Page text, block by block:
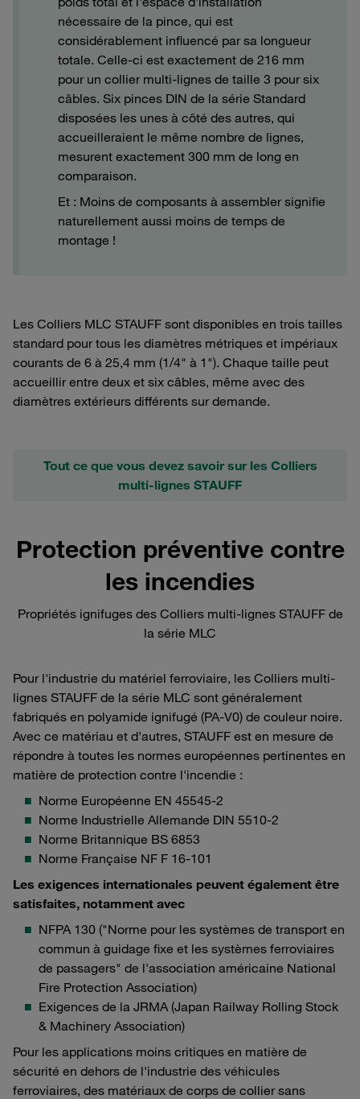
nécessaire de la pince, qui est
considérablement influencé par sa longueur
totale. Celle-ci est exactement de 216 mm
pour un collier multi-lignes de taille 3 pour six
câbles. Six pinces DIN de la série Standard
disposées les unes à côté des autres, qui
accueilleraient le même nombre de lignes,
mesurent exactement 300 mm de long en
comparaison.
Et : Moins de composants à assembler signifie
naturellement aussi moins de temps de
montage !
Les Colliers MLC STAUFF sont disponibles en trois tailles
standard pour tous les diamètres métriques et impériaux
courants de 6 à 25,4 mm (1/4" à 1"). Chaque taille peut
accueillir entre deux et six câbles, même avec des
diamètres extérieurs différents sur demande.
Tout ce que vous devez savoir sur les Colliers
multi-lignes STAUFF
Protection préventive contre
les incendies
Propriétés ignifuges des Colliers multi-lignes STAUFF de
la série MLC
Pour l'industrie du matériel ferroviaire, les Colliers multi-
lignes STAUFF de la série MLC sont généralement
fabriqués en polyamide ignifugé (PA-V0) de couleur noire.
Avec ce matériau et d'autres, STAUFF est en mesure de
répondre à toutes les normes européennes pertinentes en
matière de protection contre l'incendie :
Norme Européenne EN 45545-2
Norme Industrielle Allemande DIN 5510-2
Norme Britannique BS 6853
Norme Française NF F 16-101
Les exigences internationales peuvent également être
satisfaites, notamment avec
NFPA 130 ("Norme pour les systèmes de transport en
commun à guidage fixe et les systèmes ferroviaires
de passagers" de l'association américaine National
Fire Protection Association)
Exigences de la JRMA (Japan Railway Rolling Stock
& Machinery Association)
Pour les applications moins critiques en matière de
sécurité en dehors de l'industrie des véhicules
ferroviaires, des matériaux de corps de collier sans